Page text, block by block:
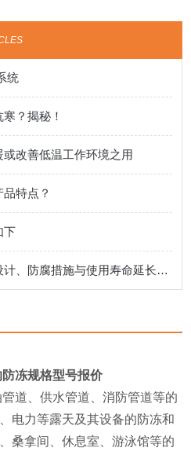
统
？揭秘！
改善低温工作环境之用
特点？
下
天沟融雪系统的防漏电设计、防腐措施与使用寿命延长策略
冻规格型号报价
道、供水管道、消防管道等的
电力等露天及其设备的防冻和
桑拿间、休息室、游泳馆等的